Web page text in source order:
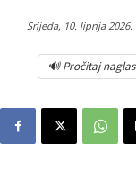
Srijeda, 10. lipnja 2026.
🔊 Pročitaj naglas